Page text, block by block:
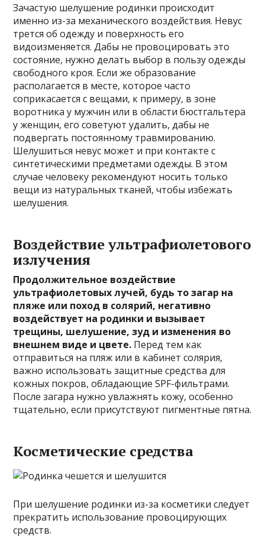
Зачастую шелушение родинки происходит
именно из-за механического воздействия. Невус
трется об одежду и поверхность его
видоизменяется. Дабы не провоцировать это
состояние, нужно делать выбор в пользу одежды
свободного кроя. Если же образование
располагается в месте, которое часто
соприкасается с вещами, к примеру, в зоне
воротника у мужчин или в области бюстгальтера
у женщин, его советуют удалить, дабы не
подвергать постоянному травмированию.
Шелушиться невус может и при контакте с
синтетическими предметами одежды. В этом
случае человеку рекомендуют носить только
вещи из натуральных тканей, чтобы избежать
шелушения.
Воздействие ультрафиолетового
излучения
Продолжительное воздействие
ультрафиолетовых лучей, будь то загар на
пляже или поход в солярий, негативно
воздействует на родинки и вызывает
трещины, шелушение, зуд и изменения во
внешнем виде и цвете. Перед тем как
отправиться на пляж или в кабинет солярия,
важно использовать защитные средства для
кожных покров, обладающие SPF-фильтрами.
После загара нужно увлажнять кожу, особенно
тщательно, если присутствуют пигментные пятна.
Косметические средства
При шелушение родинки из-за косметики следует
прекратить использование провоцирующих
средств.